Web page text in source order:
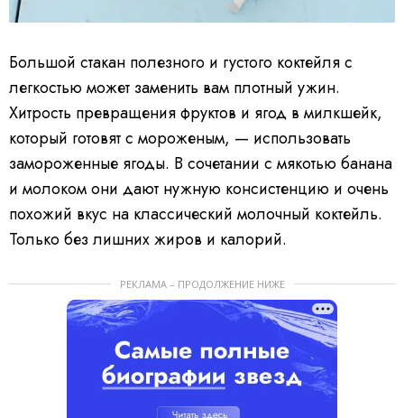
Большой стакан полезного и густого коктейля с
легкостью может заменить вам плотный ужин.
Хитрость превращения фруктов и ягод в милкшейк,
который готовят с мороженым, — использовать
замороженные ягоды. В сочетании с мякотью банана
и молоком они дают нужную консистенцию и очень
похожий вкус на классический молочный коктейль.
Только без лишних жиров и калорий.
РЕКЛАМА – ПРОДОЛЖЕНИЕ НИЖЕ